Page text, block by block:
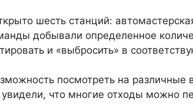
шесть станций:
добывали определенное
и «выбросить» в
посмотреть на различные
что многие отходы можно